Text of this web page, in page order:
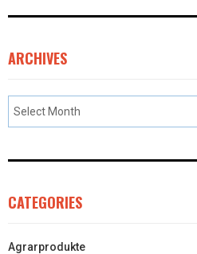
ARCHIVES
CATEGORIES
Agrarprodukte